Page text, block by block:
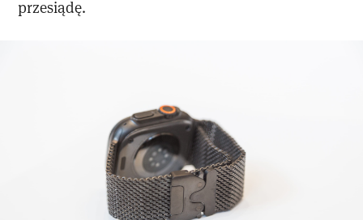
przesiądę.